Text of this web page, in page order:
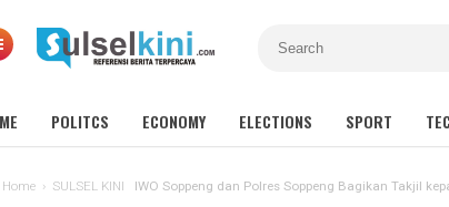
POLITCS ECONOMY ELECTIONS SPORT
Home › SULSEL KINI IWO Soppeng dan Polres Soppeng Bagikan Takjil